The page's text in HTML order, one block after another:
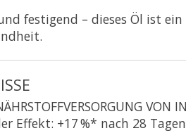
festigend – dieses Öl ist
VON
Effekt: +17 %* nach 28